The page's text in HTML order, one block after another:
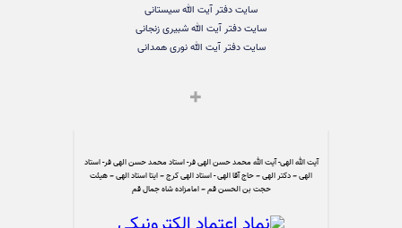
سایت دفتر آیت الله سیستانی
سایت دفتر آیت الله شبیری زنجانی
سایت دفتر آیت الله نوری همدانی
آیت الله الهی- آیت الله محمد حسن الهی فر- استاد محمد حسن الهی فر- استاد
الهی – دکتر الهی – حاج آقا الهی - استاد الهی کرج – ایتا استاد الهی – هیئت
حجت بن الحسن قم – امامزاده شاه جمال قم